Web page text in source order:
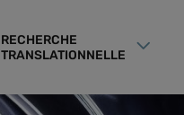
RECHERCHE
TRANSLATIONNELLE